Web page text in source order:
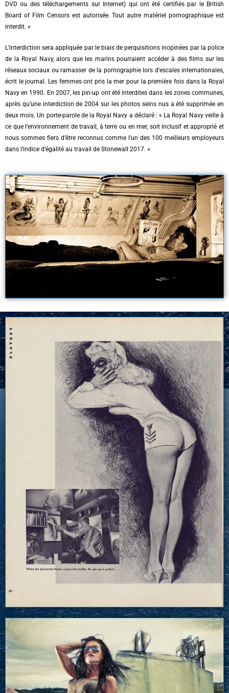
DVD ou des téléchargements sur Internet) qui ont été certifiés par le British
Board of Film Censors est autorisée. Tout autre matériel pornographique est
interdit. »
L’interdiction sera appliquée par le biais de perquisitions inopinées par la police
de la Royal Navy, alors que les marins pourraient accéder à des films sur les
réseaux sociaux ou ramasser de la pornographie lors d’escales internationales,
écrit le journal. Les femmes ont pris la mer pour la première fois dans la Royal
Navy en 1990. En 2007, les pin-up ont été interdites dans les zones communes,
après qu’une interdiction de 2004 sur les photos seins nus a été supprimée en
deux mois. Un porte-parole de la Royal Navy a déclaré :« La Royal Navy veille à
ce que l’environnement de travail, à terre ou en mer, soit inclusif et approprié et
nous sommes fiers d’être reconnus comme l’un des 100 meilleurs employeurs
dans l’indice d’égalité au travail de Stonewall 2017. »